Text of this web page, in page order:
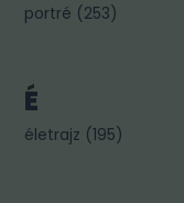
portré (253)
É
életrajz (195)